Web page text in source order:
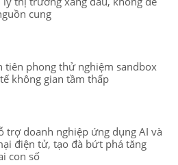
cung
tiên phong thử nghiệm sandbox
không gian tầm thấp
trợ doanh nghiệp ứng dụng AI và
điện tử, tạo đà bứt phá tăng
con số